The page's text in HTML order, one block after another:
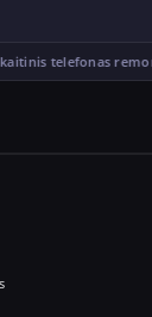
telefonas